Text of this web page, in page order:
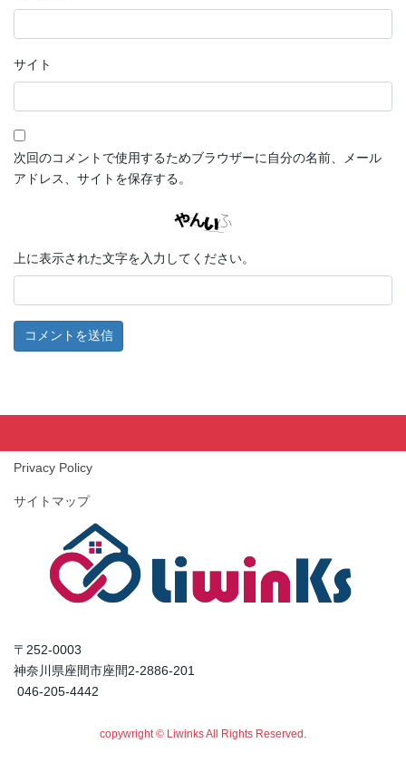
サイト
次回のコメントで使用するためブラウザーに自分の名前、メール
アドレス、サイトを保存する。
上に表示された文字を入力してください。
Privacy Policy
サイトマップ
〒252-0003
神奈川県座間市座間2-2886-201
046-205-4442
copywright © Liwinks All Rights Reserved.